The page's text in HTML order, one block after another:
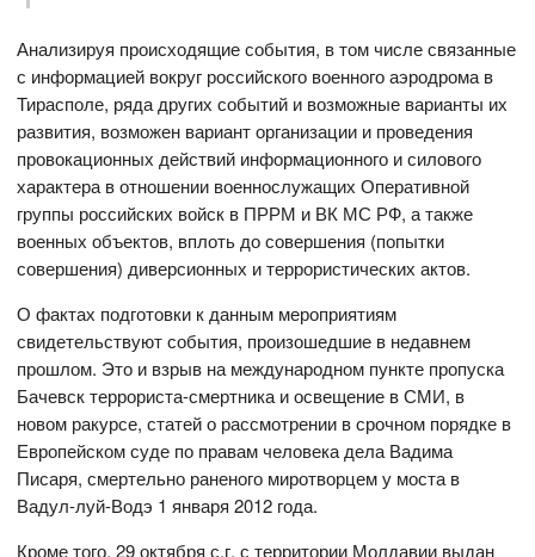
Анализируя происходящие события, в том числе связанные
с информацией вокруг российского военного аэродрома в
Тирасполе, ряда других событий и возможные варианты их
развития, возможен вариант организации и проведения
провокационных действий информационного и силового
характера в отношении военнослужащих Оперативной
группы российских войск в ПРРМ и ВК МС РФ, а также
военных объектов, вплоть до совершения (попытки
совершения) диверсионных и террористических актов.
О фактах подготовки к данным мероприятиям
свидетельствуют события, произошедшие в недавнем
прошлом. Это и взрыв на международном пункте пропуска
Бачевск террориста-смертника и освещение в СМИ, в
новом ракурсе, статей о рассмотрении в срочном порядке в
Европейском суде по правам человека дела Вадима
Писаря, смертельно раненого миротворцем у моста в
Вадул-луй-Водэ 1 января 2012 года.
Кроме того, 29 октября с.г. с территории Молдавии выдан